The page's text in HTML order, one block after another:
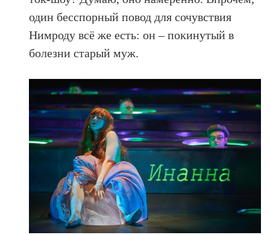
один бесспорный повод для сочувствия
Нимроду всё же есть: он – покинутый в
болезни старый муж.